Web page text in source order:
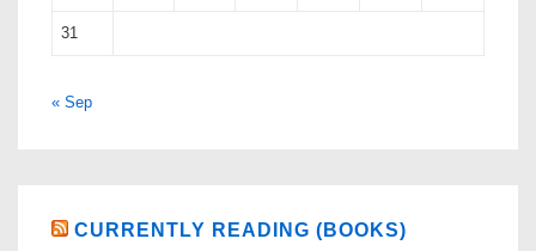
31
« Sep
CURRENTLY READING (BOOKS)